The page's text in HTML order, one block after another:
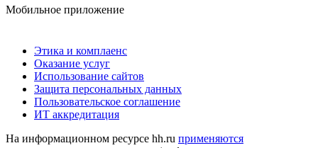
Мобильное приложение
Этика и комплаенс
Оказание услуг
Использование сайтов
Защита персональных данных
Пользовательское соглашение
ИТ аккредитация
На информационном ресурсе hh.ru применяются